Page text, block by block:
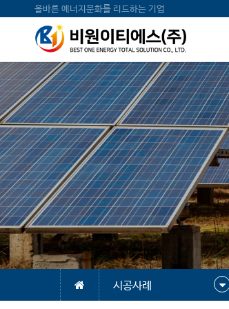
올바른 에너지문화를 리드하는 기업
시공사례